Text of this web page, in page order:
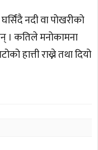
नदी वा पोखरीको
। कतिले मनोकामना
हात्ती राख्ने तथा दियो